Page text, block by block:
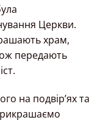
Церкви.
храм,
передають
на подвір’ях та